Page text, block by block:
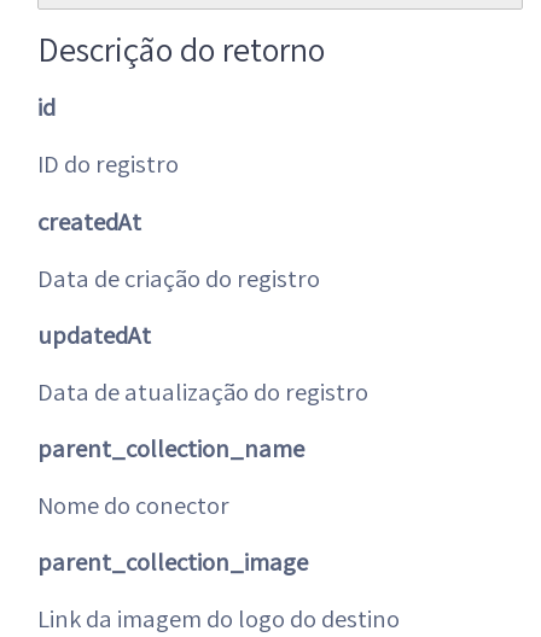
Descrição do retorno
id
ID do registro
createdAt
Data de criação do registro
updatedAt
Data de atualização do registro
parent_collection_name
Nome do conector
parent_collection_image
Link da imagem do logo do destino